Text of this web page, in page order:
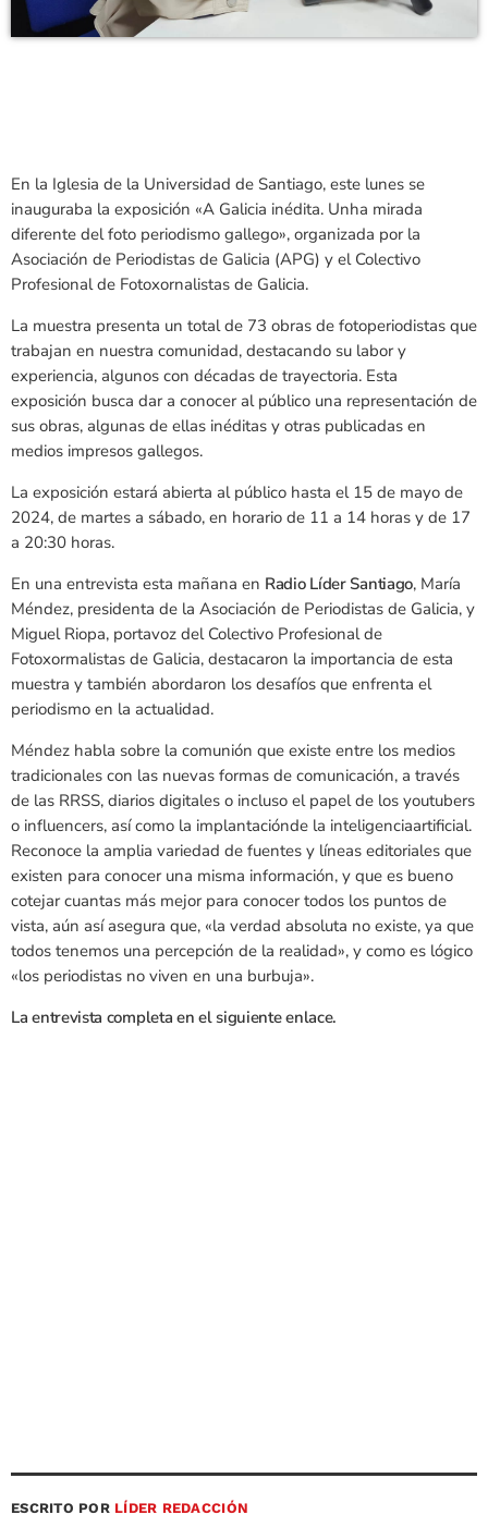
En la Iglesia de la Universidad de Santiago, este lunes se
inauguraba la exposición «A Galicia inédita. Unha mirada
diferente del foto periodismo gallego», organizada por la
Asociación de Periodistas de Galicia (APG) y el Colectivo
Profesional de Fotoxornalistas de Galicia.
La muestra presenta un total de 73 obras de fotoperiodistas que
trabajan en nuestra comunidad, destacando su labor y
experiencia, algunos con décadas de trayectoria. Esta
exposición busca dar a conocer al público una representación de
sus obras, algunas de ellas inéditas y otras publicadas en
medios impresos gallegos.
La exposición estará abierta al público hasta el 15 de mayo de
2024, de martes a sábado, en horario de 11 a 14 horas y de 17
a 20:30 horas.
En una entrevista esta mañana en Radio Líder Santiago, María
Méndez, presidenta de la Asociación de Periodistas de Galicia, y
Miguel Riopa, portavoz del Colectivo Profesional de
Fotoxormalistas de Galicia, destacaron la importancia de esta
muestra y también abordaron los desafíos que enfrenta el
periodismo en la actualidad.
Méndez habla sobre la comunión que existe entre los medios
tradicionales con las nuevas formas de comunicación, a través
de las RRSS, diarios digitales o incluso el papel de los youtubers
o influencers, así como la implantaciónde la inteligenciaartificial.
Reconoce la amplia variedad de fuentes y líneas editoriales que
existen para conocer una misma información, y que es bueno
cotejar cuantas más mejor para conocer todos los puntos de
vista, aún así asegura que, «la verdad absoluta no existe, ya que
todos tenemos una percepción de la realidad», y como es lógico
«los periodistas no viven en una burbuja».
La entrevista completa en el siguiente enlace.
ESCRITO POR LÍDER REDACCIÓN